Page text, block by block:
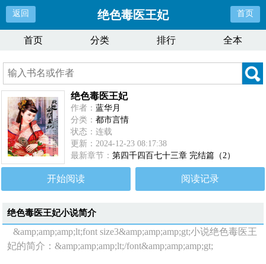
返回 绝色毒医王妃 首页
首页 分类 排行 全本
绝色毒医王妃
作者：蓝华月
分类：都市言情
状态：连载
更新：2024-12-23 08:17:38
最新章节：第四千四百七十三章 完结篇（2）
开始阅读 阅读记录
绝色毒医王妃小说简介
&amp;amp;amp;lt;font size3&amp;amp;amp;gt;小说绝色毒医王
妃的简介：&amp;amp;amp;lt;/font&amp;amp;amp;gt;